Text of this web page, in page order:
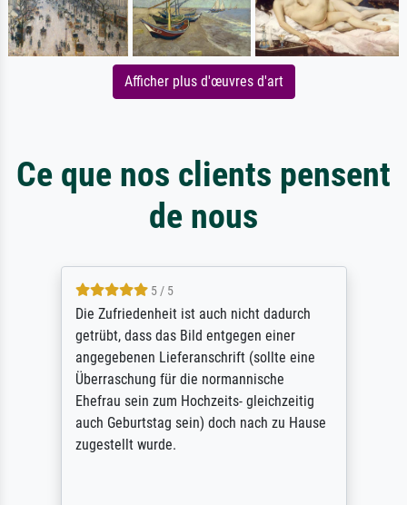
Afficher plus d'œuvres d'art
Ce que nos clients pensent
de nous
5 / 5
Die Zufriedenheit ist auch nicht dadurch
getrübt, dass das Bild entgegen einer
angegebenen Lieferanschrift (sollte eine
Überraschung für die normannische
Ehefrau sein zum Hochzeits- gleichzeitig
auch Geburtstag sein) doch nach zu Hause
zugestellt wurde.